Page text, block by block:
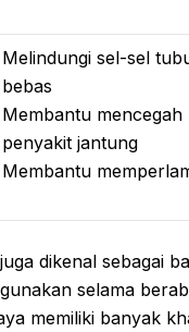
Melindungi sel-sel
bebas
Membantu
penyakit jantung
Membantu
dikenal sebagai
selama
memiliki banyak